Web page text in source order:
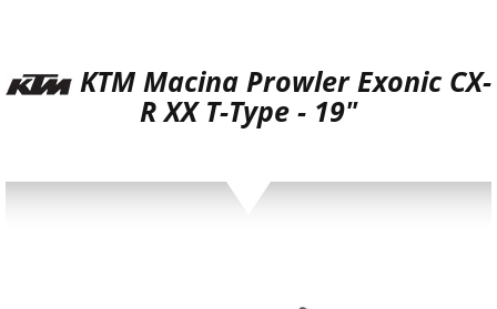
KTM Macina Prowler Exonic CX-
R XX T-Type - 19"